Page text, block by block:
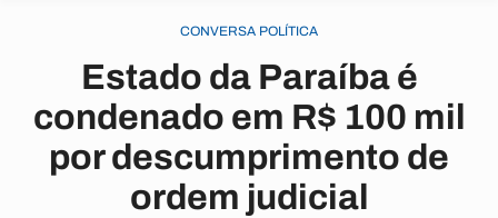
CONVERSA POLÍTICA
Estado da Paraíba é
condenado em R$ 100 mil
por descumprimento de
ordem judicial